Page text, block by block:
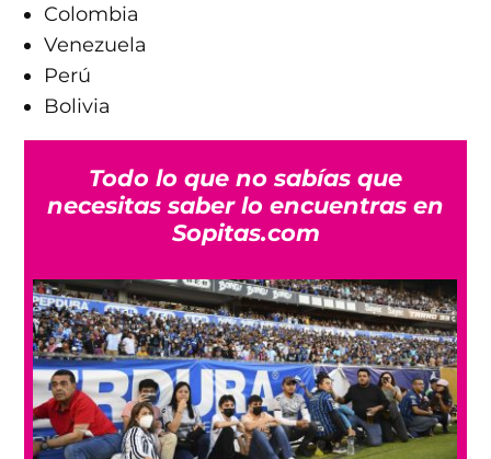
Colombia
Venezuela
Perú
Bolivia
Todo lo que no sabías que
necesitas saber lo encuentras en
Sopitas.com